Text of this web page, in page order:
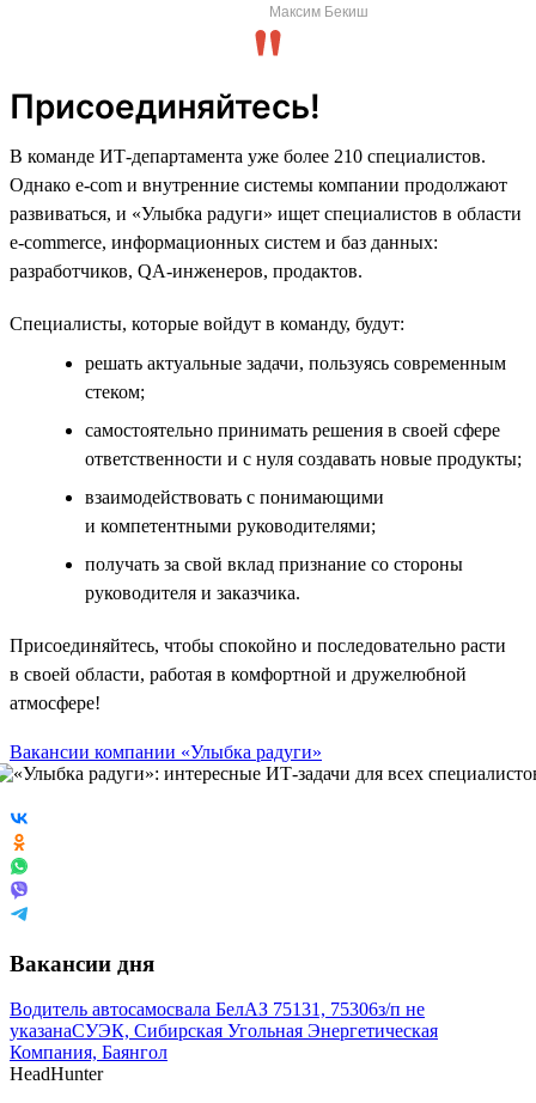
Максим Бекиш
Присоединяйтесь!
В команде ИТ-департамента уже более 210 специалистов.
Однако e-com и внутренние системы компании продолжают
развиваться, и «Улыбка радуги» ищет специалистов в области
e-commerce, информационных систем и баз данных:
разработчиков, QA-инженеров, продактов.
Специалисты, которые войдут в команду, будут:
решать актуальные задачи, пользуясь современным
стеком;
самостоятельно принимать решения в своей сфере
ответственности и с нуля создавать новые продукты;
взаимодействовать с понимающими
и компетентными руководителями;
получать за свой вклад признание со стороны
руководителя и заказчика.
Присоединяйтесь, чтобы спокойно и последовательно расти
в своей области, работая в комфортной и дружелюбной
атмосфере!
Вакансии компании «Улыбка радуги»
Вакансии дня
Водитель автосамосвала БелАЗ 75131, 75306з/п не
указанаСУЭК, Сибирская Угольная Энергетическая
Компания, Баянгол
HeadHunter